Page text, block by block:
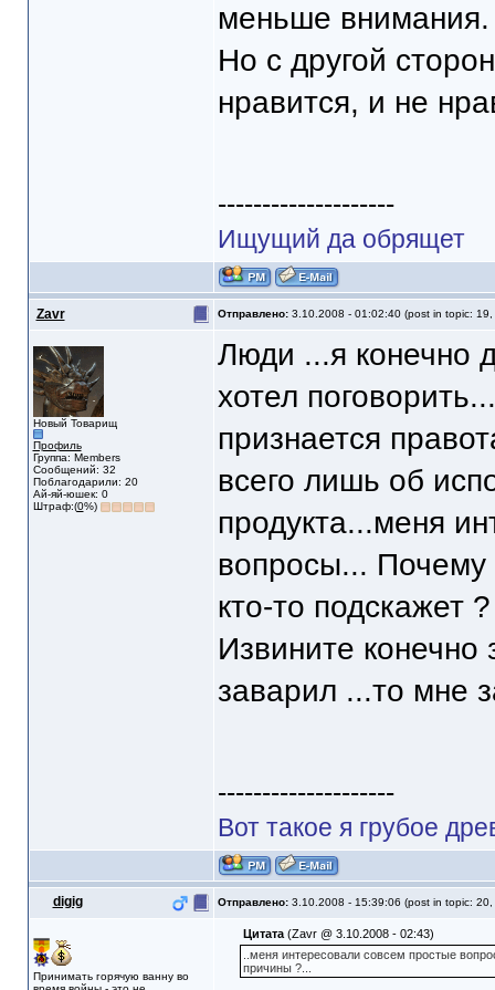
меньше внимания.
Но с другой
нравится, и не
--------------------
Ищущий да обрящет
Zavr Отправлено: 3.10.2008 - 01:02:40 (post in topic: 19,
Новый Товарищ
Профиль
Группа: Members
Сообщений: 32
Поблагодарили: 20
Ай-яй-юшек: 0
Штраф:(0%)
Люди ...я конечно
хотел
признается
всего лишь об
продукта...меня
вопросы...
кто-то подскажет
Извините конечно
заварил ...то мне
--------------------
Вот такое я грубое
digig Отправлено: 3.10.2008 - 15:39:06 (post in topic: 20,
Принимать горячую ванну во
Цитата(Zavr @ 3.10.2008 - 02:43)
..меня интересовали совсем простые
причины ?...